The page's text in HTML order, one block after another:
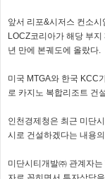
앞서 리포&시저스 컨소
LOCZ코리아가 해당 부
년 만에 본궤도에 올랐다.
미국 MTGA와 한국 KCC
로 카지노 복합리조트 건
인천경제청은 최근 미단
시로 건설하겠다는 내용
미단시티개발㈜ 관계자